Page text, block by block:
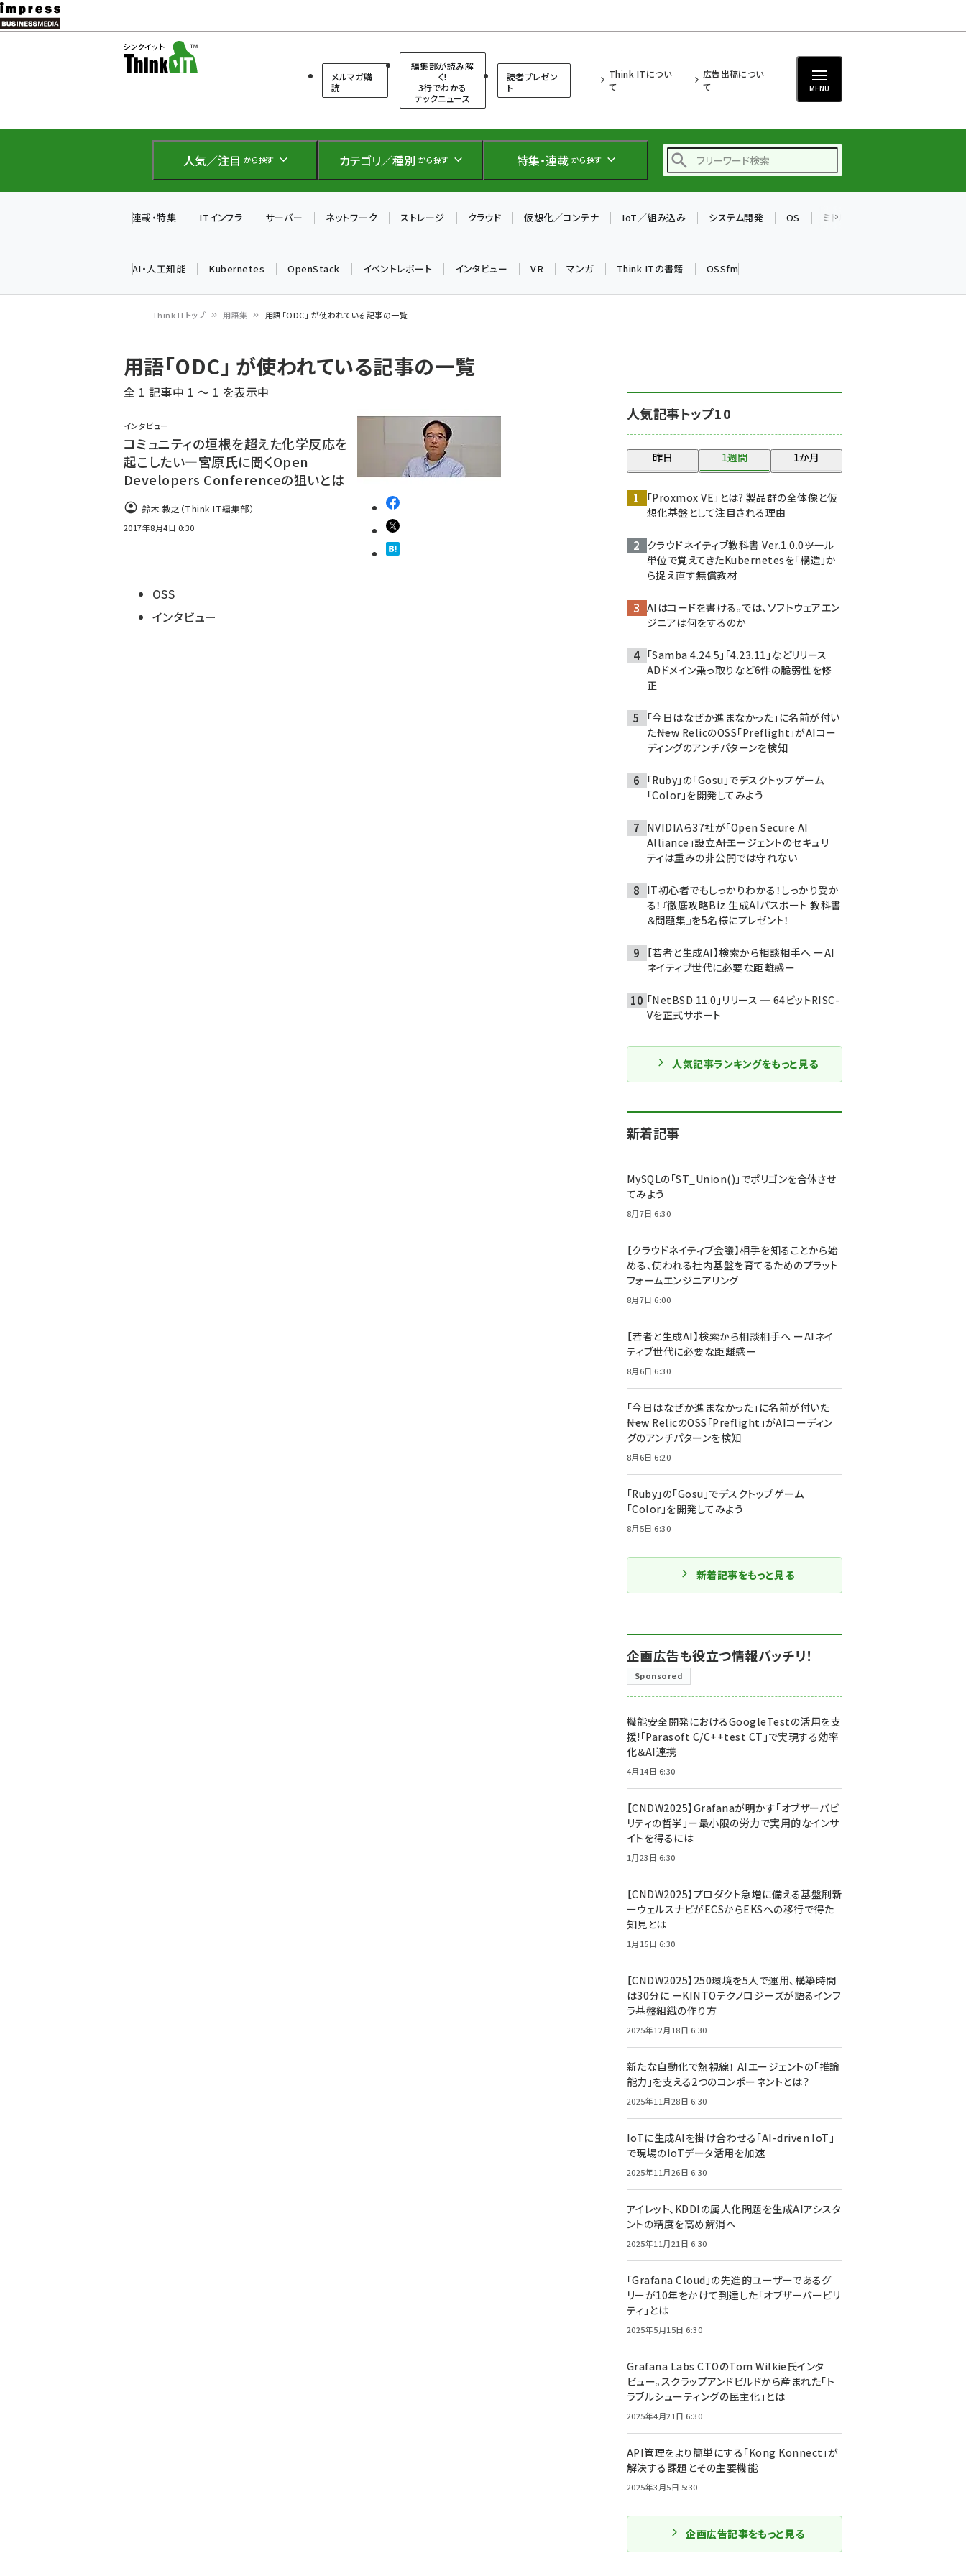
メ
イ
テ
に
メルマガ購
読
編集部が読み解
く!
3行でわかる
テックニュース
読者プレゼン
ト
Think ITについ
て
広告出稿につい
て
MENU
人気／注目 から探す カテゴリ／種別 から探す 特集・連載 から探す
仲間と築いた勝利の絆～
drupal (1955)
genai (1483)
abc123 (1358)
連載・特集 ITインフラ サーバー ネットワーク ストレージ クラウド 仮想化／コンテナ IoT／組み込み システム開発 OS ミドルウェア
AI・人工知能 Kubernetes OpenStack イベントレポート インタビュー VR マンガ Think ITの書籍 OSSfm
ン
く
ず
Think ITトップ 用語集 用語「ODC」 が使われている記事の一覧
用語「ODC」 が使われている記事の一覧
全 1 記事中 1 ～ 1 を表示中
インタビュー
コミュニティの垣根を超えた化学反応を
起こしたい―宮原氏に聞くOpen
Developers Conferenceの狙いとは
鈴木 教之（Think IT編集部）
2017年8月4日 0:30
OSS
インタビュー
人気記事トップ10
昨日 1週間 1か月
「Proxmox VE」とは? 製品群の全体像と仮
想化基盤として注目される理由
クラウドネイティブ教科書 Ver.1.0.0――ツール
単位で覚えてきたKubernetesを「構造」か
ら捉え直す無償教材
AIはコードを書ける。では、ソフトウェアエン
ジニアは何をするのか
「Samba 4.24.5」「4.23.11」などリリース ─
ADドメイン乗っ取りなど6件の脆弱性を修
正
「今日はなぜか進まなかった」に名前が付い
た――New RelicのOSS「Preflight」がAIコー
ディングのアンチパターンを検知
「Ruby」の「Gosu」でデスクトップゲーム
「Color」を開発してみよう
NVIDIAら37社が「Open Secure AI
Alliance」設立――AIエージェントのセキュリ
ティは重みの非公開では守れない
IT初心者でもしっかりわかる！しっかり受か
る！『徹底攻略Biz 生成AIパスポート 教科書
＆問題集』を5名様にプレゼント！
【若者と生成AI】検索から相談相手へ ーAI
ネイティブ世代に必要な距離感ー
「NetBSD 11.0」リリース ─ 64ビットRISC-
Vを正式サポート
人気記事ランキングをもっと見る
新着記事
MySQLの「ST_Union()」でポリゴンを合体させ
てみよう
8月7日 6:30
【クラウドネイティブ会議】相手を知ることから始
める、使われる社内基盤を育てるためのプラット
フォームエンジニアリング
8月7日 6:00
【若者と生成AI】検索から相談相手へ ーAIネイ
ティブ世代に必要な距離感ー
8月6日 6:30
「今日はなぜか進まなかった」に名前が付いた
――New RelicのOSS「Preflight」がAIコーディン
グのアンチパターンを検知
8月6日 6:20
「Ruby」の「Gosu」でデスクトップゲーム
「Color」を開発してみよう
8月5日 6:30
新着記事をもっと見る
企画広告も役立つ情報バッチリ！
Sponsored
機能安全開発におけるGoogleTestの活用を支
援!「Parasoft C/C++test CT」で実現する効率
化＆AI連携
4月14日 6:30
【CNDW2025】Grafanaが明かす「オブザーバビ
リティの哲学」ー最小限の労力で実用的なインサ
イトを得るには
1月23日 6:30
【CNDW2025】プロダクト急増に備える基盤刷新
ーウェルスナビがECSからEKSへの移行で得た
知見とは
1月15日 6:30
【CNDW2025】250環境を5人で運用、構築時間
は30分に ーKINTOテクノロジーズが語るインフ
ラ基盤組織の作り方
2025年12月18日 6:30
新たな自動化で熱視線！ AIエージェントの「推論
能力」を支える2つのコンポーネントとは？
2025年11月28日 6:30
IoTに生成AIを掛け合わせる「AI-driven IoT」
で現場のIoTデータ活用を加速
2025年11月26日 6:30
アイレット、KDDIの属人化問題を生成AIアシスタ
ントの精度を高め解消へ
2025年11月21日 6:30
「Grafana Cloud」の先進的ユーザーであるグ
リーが10年をかけて到達した「オブザーバービリ
ティ」とは
2025年5月15日 6:30
Grafana Labs CTOのTom Wilkie氏インタ
ビュー。スクラップアンドビルドから産まれた「ト
ラブルシューティングの民主化」とは
2025年4月21日 6:30
API管理をより簡単にする「Kong Konnect」が
解決する課題とその主要機能
2025年3月5日 5:30
企画広告記事をもっと見る